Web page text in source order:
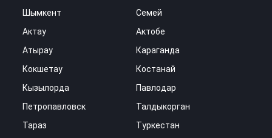
Шымкент
Семей
Актау
Актобе
Атырау
Караганда
Кокшетау
Костанай
Кызылорда
Павлодар
Петропавловск
Талдыкорган
Тараз
Туркестан